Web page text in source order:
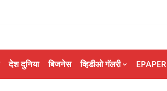
देश दुनिया बिजनेस व्हिडीओ गॅलरी EPAPER